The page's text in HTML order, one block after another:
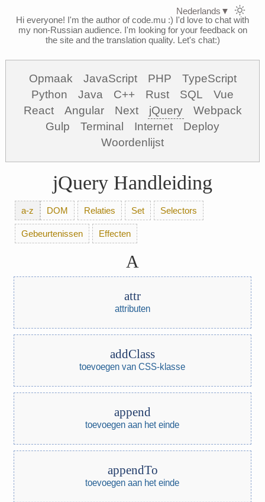
Hi everyone! I'm the author of code.mu :) I'd love to chat with
my non-Russian audience. I'm looking for your feedback on
the site and the translation quality. Let's chat:)
Opmaak JavaScript PHP
TypeScript
Python
Java C++ Rust SQL
Vue
React
Angular Next jQuery
Webpack
Gulp
Terminal Internet
Deploy
Woordenlijst
jQuery Handleiding
a-z DOM Relaties Set Selectors
Gebeurtenissen Effecten
A
attr
attributen
addClass
toevoegen van CSS-klasse
append
toevoegen aan het einde
appendTo
toevoegen aan het einde
Nederlands ▼